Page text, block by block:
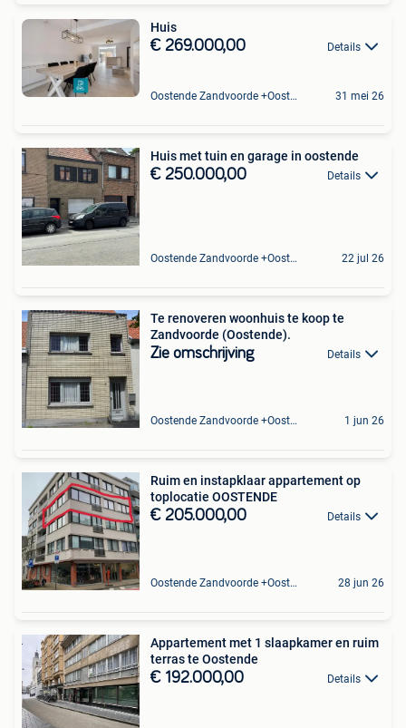
Huis
€ 269.000,00 Details
Oostende Zandvoorde +Oostende 31 mei 26
Huis met tuin en garage in oostende
€ 250.000,00 Details
Oostende Zandvoorde +Oostende 22 jul 26
Te renoveren woonhuis te koop te
Zandvoorde (Oostende).
Zie omschrijving Details
Oostende Zandvoorde +Oostende 1 jun 26
Ruim en instapklaar appartement op
toplocatie OOSTENDE
€ 205.000,00 Details
Oostende Zandvoorde +Oostende 28 jun 26
Appartement met 1 slaapkamer en ruim
terras te Oostende
€ 192.000,00 Details